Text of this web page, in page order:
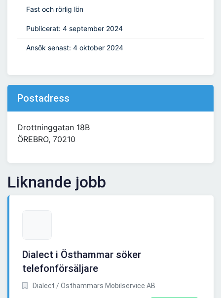
Fast och rörlig lön
Publicerat: 4 september 2024
Ansök senast: 4 oktober 2024
Postadress
Drottninggatan 18B
ÖREBRO, 70210
Liknande jobb
Dialect i Östhammar söker
telefonförsäljare
Dialect / Östhammars Mobilservice AB